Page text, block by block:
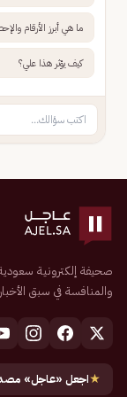
ما هي أبرز الأرقام
كيف يؤثر هذا علي؟
والمنافسة في سبق
★اجعل «عاجل»